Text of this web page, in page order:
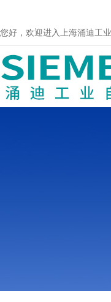
您好，欢迎进入上海涌迪工